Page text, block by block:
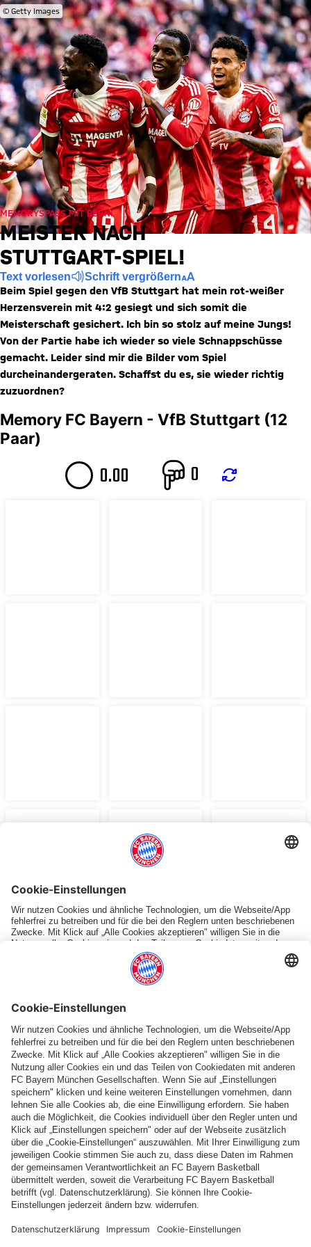
© Getty Images
MEMORYSPASS MIT BERNI
MEISTER NACH
STUTTGART-SPIEL!
Text vorlesen Schrift vergrößern
Beim Spiel gegen den VfB Stuttgart hat mein rot-weißer
Herzensverein mit 4:2 gesiegt und sich somit die
Meisterschaft gesichert. Ich bin so stolz auf meine Jungs!
Von der Partie habe ich wieder so viele Schnappschüsse
gemacht. Leider sind mir die Bilder vom Spiel
durcheinandergeraten. Schaffst du es, sie wieder richtig
zuzuordnen?